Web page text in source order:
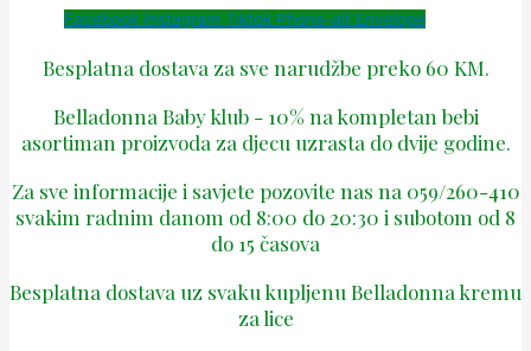
Facebook Instagram Tiktok Phone-alt Envelope
Besplatna dostava za sve narudžbe preko 60 KM.
Belladonna Baby klub - 10% na kompletan bebi
asortiman proizvoda za djecu uzrasta do dvije godine.
Za sve informacije i savjete pozovite nas na 059/260-410
svakim radnim danom od 8:00 do 20:30 i subotom od 8
do 15 časova
Besplatna dostava uz svaku kupljenu Belladonna kremu
za lice